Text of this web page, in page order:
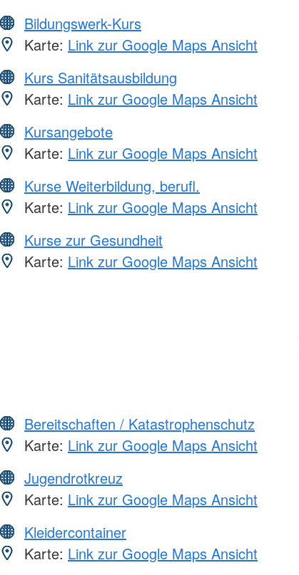
Bildungswerk-Kurs
Karte: Link zur Google Maps Ansicht
Kurs Sanitätsausbildung
Karte: Link zur Google Maps Ansicht
Kursangebote
Karte: Link zur Google Maps Ansicht
Kurse Weiterbildung, berufl.
Karte: Link zur Google Maps Ansicht
Kurse zur Gesundheit
Karte: Link zur Google Maps Ansicht
Bereitschaften / Katastrophenschutz
Karte: Link zur Google Maps Ansicht
Jugendrotkreuz
Karte: Link zur Google Maps Ansicht
Kleidercontainer
Karte: Link zur Google Maps Ansicht